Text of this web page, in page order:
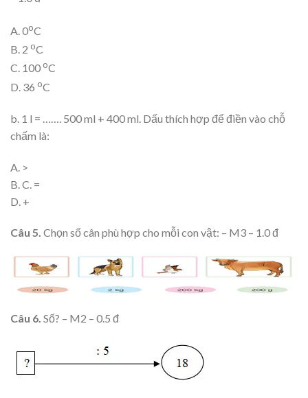
A. 0oC
B. 2 oC
C. 100 oC
D. 36 oC
b. 1 l = ……. 500 ml + 400 ml. Dấu thích hợp để điền vào chỗ
chấm là:
A. >
B. C. =
D. +
Câu 5. Chọn số cân phù hợp cho mỗi con vật: – M3 – 1.0 đ
Câu 6. Số? – M2 – 0.5 đ